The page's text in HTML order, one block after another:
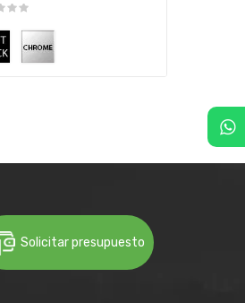
Solicitar presupuesto